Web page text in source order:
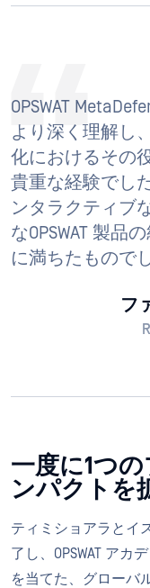
OPSWAT
より深く理解し
化におけるその
貴重な経験でし
ンタラクティブ
なOPSWAT 製品
に満ちたもので
フ
一度に1つ
ンパクトを
ティミショアラとイ
了し、OPSWAT アカ
を当てた、グローバ